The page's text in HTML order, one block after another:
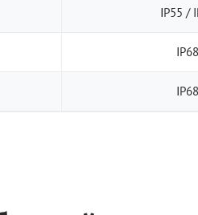
IP55 /
IP68
IP68